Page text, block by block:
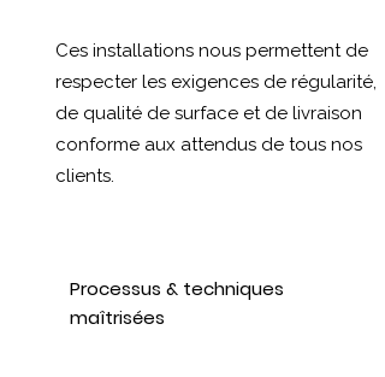
Ces installations nous permettent de
respecter les exigences de régularité,
de qualité de surface et de livraison
conforme aux attendus de tous nos
clients.
Processus & techniques
maîtrisées